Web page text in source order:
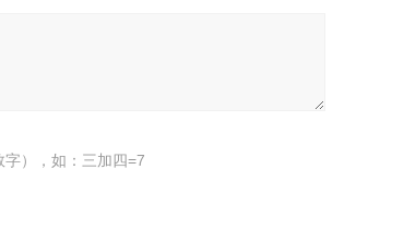
），如：三加四=7